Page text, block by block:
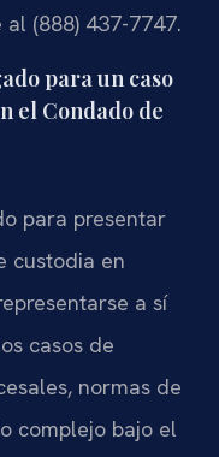
(888) 437-7747.
para un caso
el Condado de
para presentar
custodia en
a sí
casos de
normas de
complejo bajo el